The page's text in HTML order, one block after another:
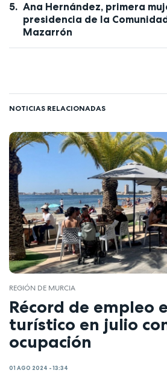
Ana Hernández, primera
presidencia de la
Mazarrón
NOTICIAS RELACIONADAS
REGIÓN DE MURCIA
Récord de empleo
turístico en julio
ocupación
01 AGO 2024 - 13:34